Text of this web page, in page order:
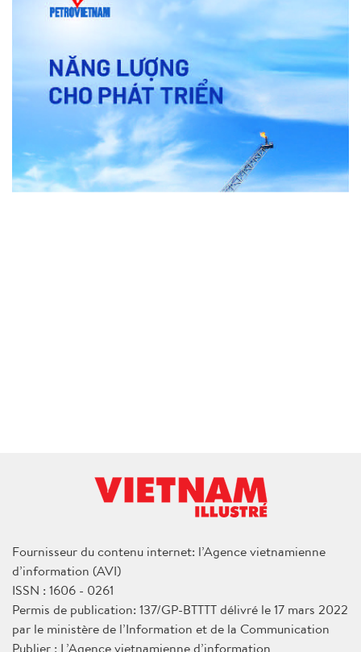
Fournisseur du contenu internet: l’Agence vietnamienne
d’information (AVI)
ISSN : 1606 - 0261
Permis de publication: 137/GP-BTTTT délivré le 17 mars 2022
par le ministère de l’Information et de la Communication
Publier : L’Agence vietnamienne d’information